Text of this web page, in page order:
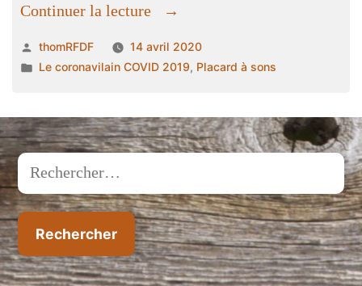
Continuer la lecture
« Bestiaire
prolongation »
Publié
par
thomRFDF
14 avril 2020
Publié
Le coronavilain COVID 2019, Placard à sons
Rechercher :